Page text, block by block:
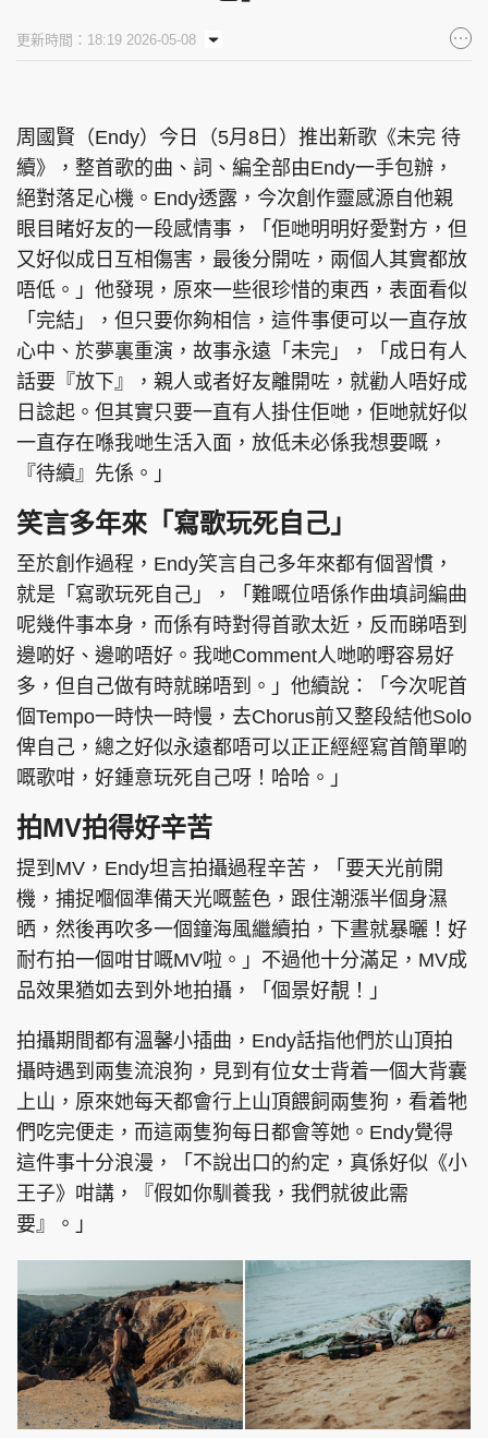
更新時間：18:19 2026-05-08
周國賢（Endy）今日（5月8日）推出新歌《未完 待
續》，整首歌的曲、詞、編全部由Endy一手包辦，
絕對落足心機。Endy透露，今次創作靈感源自他親
眼目睹好友的一段感情事，「佢哋明明好愛對方，但
又好似成日互相傷害，最後分開咗，兩個人其實都放
唔低。」他發現，原來一些很珍惜的東西，表面看似
「完結」，但只要你夠相信，這件事便可以一直存放
心中、於夢裏重演，故事永遠「未完」，「成日有人
話要『放下』，親人或者好友離開咗，就勸人唔好成
日諗起。但其實只要一直有人掛住佢哋，佢哋就好似
一直存在喺我哋生活入面，放低未必係我想要嘅，
『待續』先係。」
笑言多年來「寫歌玩死自己」
至於創作過程，Endy笑言自己多年來都有個習慣，
就是「寫歌玩死自己」，「難嘅位唔係作曲填詞編曲
呢幾件事本身，而係有時對得首歌太近，反而睇唔到
邊啲好、邊啲唔好。我哋Comment人哋啲嘢容易好
多，但自己做有時就睇唔到。」他續說：「今次呢首
個Tempo一時快一時慢，去Chorus前又整段結他Solo
俾自己，總之好似永遠都唔可以正正經經寫首簡單啲
嘅歌咁，好鍾意玩死自己呀！哈哈。」
拍MV拍得好辛苦
提到MV，Endy坦言拍攝過程辛苦，「要天光前開
機，捕捉嗰個準備天光嘅藍色，跟住潮漲半個身濕
晒，然後再吹多一個鐘海風繼續拍，下晝就暴曬！好
耐冇拍一個咁甘嘅MV啦。」不過他十分滿足，MV成
品效果猶如去到外地拍攝，「個景好靚！」
拍攝期間都有溫馨小插曲，Endy話指他們於山頂拍
攝時遇到兩隻流浪狗，見到有位女士背着一個大背囊
上山，原來她每天都會行上山頂餵飼兩隻狗，看着牠
們吃完便走，而這兩隻狗每日都會等她。Endy覺得
這件事十分浪漫，「不說出口的約定，真係好似《小
王子》咁講，『假如你馴養我，我們就彼此需
要』。」